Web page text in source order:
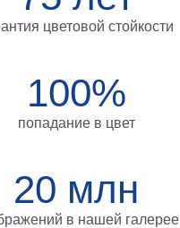
цветовой стойкости
100%
попадание в цвет
20 млн
в нашей галерее